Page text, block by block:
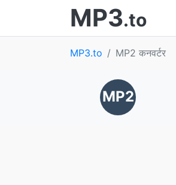
MP3.to
MP3.to MP2 कनवर्टर
MP2